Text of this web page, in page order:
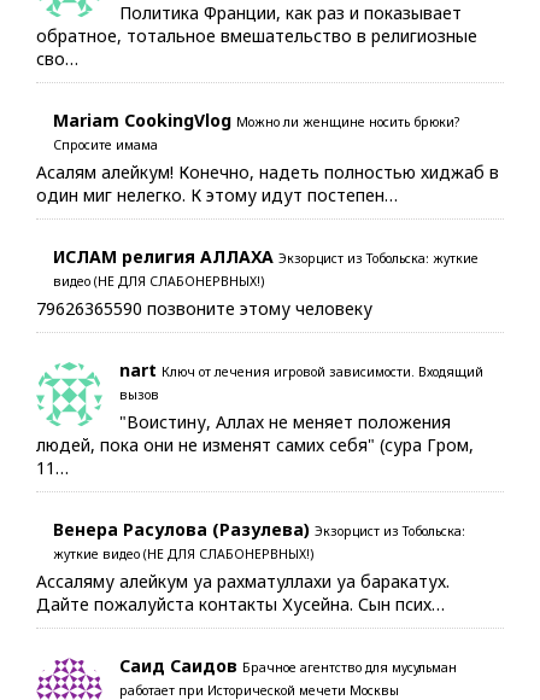
Политика Франции, как раз и показывает
обратное, тотальное вмешательство в религиозные
сво…
Mariam CookingVlog Можно ли женщине носить брюки?
Спросите имама
Асалям алейкум! Конечно, надеть полностью хиджаб в
один миг нелегко. К этому идут постепен…
ИСЛАМ религия АЛЛАХА Экзорцист из Тобольска: жуткие
видео (НЕ ДЛЯ СЛАБОНЕРВНЫХ!)
79626365590 позвоните этому человеку
nart Ключ от лечения игровой зависимости. Входящий
вызов
"Воистину, Аллах не меняет положения
людей, пока они не изменят самих себя" (сура Гром,
11…
Венера Расулова (Разулева) Экзорцист из Тобольска:
жуткие видео (НЕ ДЛЯ СЛАБОНЕРВНЫХ!)
Ассаляму алейкум уа рахматуллахи уа баракатух.
Дайте пожалуйста контакты Хусейна. Сын псих…
Саид Саидов Брачное агентство для мусульман
работает при Исторической мечети Москвы